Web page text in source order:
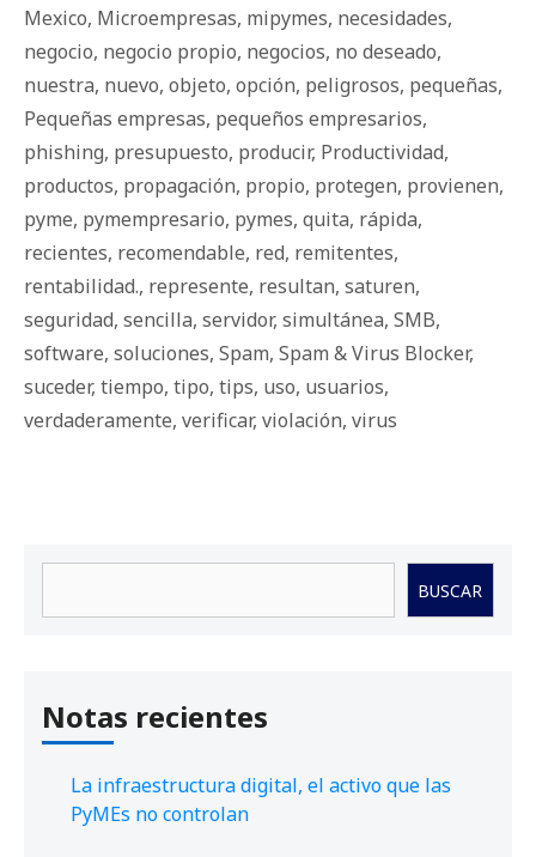
Mexico, Microempresas, mipymes, necesidades,
negocio, negocio propio, negocios, no deseado,
nuestra, nuevo, objeto, opción, peligrosos, pequeñas,
Pequeñas empresas, pequeños empresarios,
phishing, presupuesto, producir, Productividad,
productos, propagación, propio, protegen, provienen,
pyme, pymempresario, pymes, quita, rápida,
recientes, recomendable, red, remitentes,
rentabilidad., represente, resultan, saturen,
seguridad, sencilla, servidor, simultánea, SMB,
software, soluciones, Spam, Spam & Virus Blocker,
suceder, tiempo, tipo, tips, uso, usuarios,
verdaderamente, verificar, violación, virus
BUSCAR
Notas recientes
La infraestructura digital, el activo que las
PyMEs no controlan